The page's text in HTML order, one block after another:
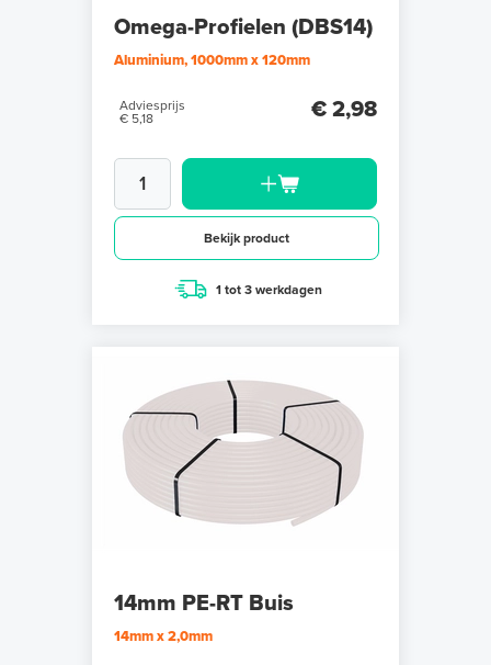
Omega-Profielen (DBS14)
Aluminium, 1000mm x 120mm
Adviesprijs
€ 5,18
€ 2,98
Bekijk product
1 tot 3 werkdagen
14mm PE-RT Buis
14mm x 2,0mm